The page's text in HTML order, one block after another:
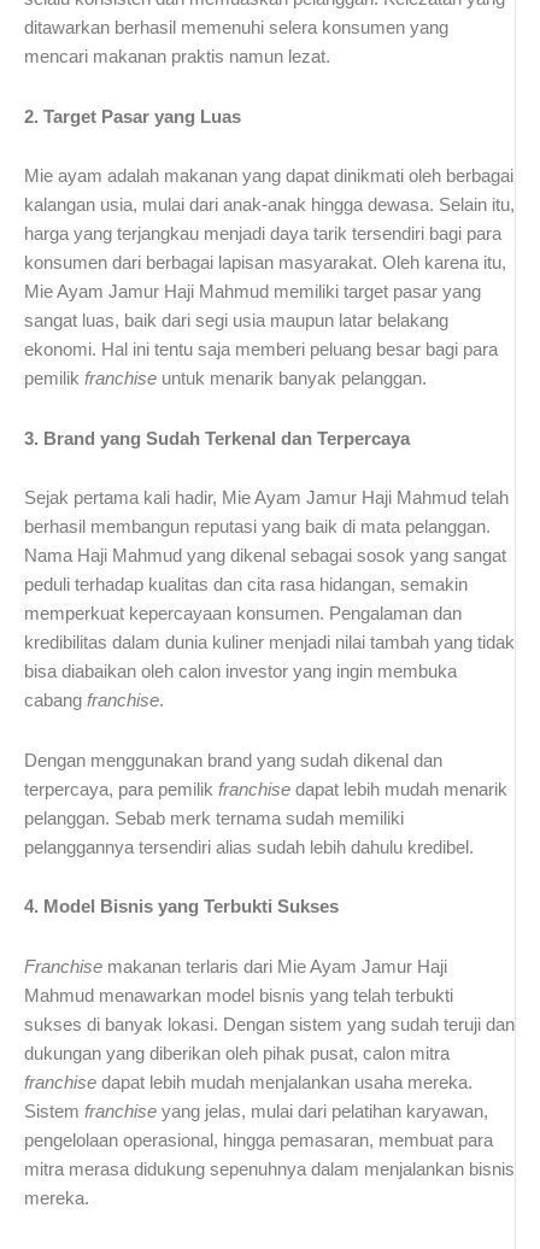
ditawarkan berhasil memenuhi selera konsumen yang
mencari makanan praktis namun lezat.
2. Target Pasar yang Luas
Mie ayam adalah makanan yang dapat dinikmati oleh berbagai
kalangan usia, mulai dari anak-anak hingga dewasa. Selain itu,
harga yang terjangkau menjadi daya tarik tersendiri bagi para
konsumen dari berbagai lapisan masyarakat. Oleh karena itu,
Mie Ayam Jamur Haji Mahmud memiliki target pasar yang
sangat luas, baik dari segi usia maupun latar belakang
ekonomi. Hal ini tentu saja memberi peluang besar bagi para
pemilik franchise untuk menarik banyak pelanggan.
3. Brand yang Sudah Terkenal dan Terpercaya
Sejak pertama kali hadir, Mie Ayam Jamur Haji Mahmud telah
berhasil membangun reputasi yang baik di mata pelanggan.
Nama Haji Mahmud yang dikenal sebagai sosok yang sangat
peduli terhadap kualitas dan cita rasa hidangan, semakin
memperkuat kepercayaan konsumen. Pengalaman dan
kredibilitas dalam dunia kuliner menjadi nilai tambah yang tidak
bisa diabaikan oleh calon investor yang ingin membuka
cabang franchise.
Dengan menggunakan brand yang sudah dikenal dan
terpercaya, para pemilik franchise dapat lebih mudah menarik
pelanggan. Sebab merk ternama sudah memiliki
pelanggannya tersendiri alias sudah lebih dahulu kredibel.
4. Model Bisnis yang Terbukti Sukses
Franchise makanan terlaris dari Mie Ayam Jamur Haji
Mahmud menawarkan model bisnis yang telah terbukti
sukses di banyak lokasi. Dengan sistem yang sudah teruji dan
dukungan yang diberikan oleh pihak pusat, calon mitra
franchise dapat lebih mudah menjalankan usaha mereka.
Sistem franchise yang jelas, mulai dari pelatihan karyawan,
pengelolaan operasional, hingga pemasaran, membuat para
mitra merasa didukung sepenuhnya dalam menjalankan bisnis
mereka.